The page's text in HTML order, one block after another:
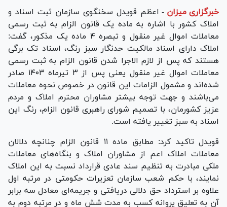
خبرگزاری میزان - اعظم قویدل سخنگوی سازمان ثبت اسناد و
املاک کشور با اشاره به ماده یک قانون الزام به ثبت رسمی
معاملات اموال غیر منقول و تبصره ۴ ماده یک مذکور، گفت:
املاک دارای اسناد مالکیت حدنگار سبز رنگ، اسناد تک برگی
هستند که پس از لازم الاجرا شدن قانون الزام به ثبت رسمی
معاملات اموال غیر منقول یعنی پس از ۳ تیرماه ۱۴۰۳ صادر
شده‌اند و مشمول الزامات این قانون در خصوص نحوه معاملات
می‌باشند و جهت توجه بیشتر مشاوران محترم املاک و مردم
عزیز کشورمان، با تصمیم شورای راهبری قانون الزام، رنگ این
اسناد به سبز تغییر یافته است.
قویدل تاکید کرد: مطابق ماده ۱۱ قانون الزام چنانچه دلالان
معاملات املاک اعم از مشاوران املاک و بنگاه‌های معاملات
ملکی مبادرت به تنظیم سند عادی قرارداد نسبت به این املاک
نمایند، با حکم شعب سازمان تعزیرات حکومتی در مرتبه اول
علاوه بر استرداد حق دلالی دریافتی و جریمه‌ای معادل سه برابر
آن به تعلیق پروانه کسب به مدت شش ماه و در مرتبه دوم به